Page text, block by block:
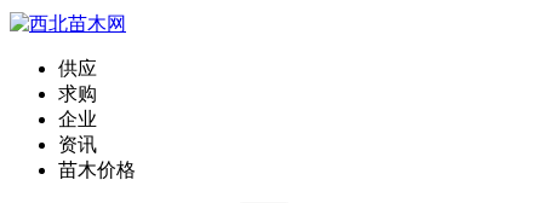
供应
求购
企业
资讯
苗木价格